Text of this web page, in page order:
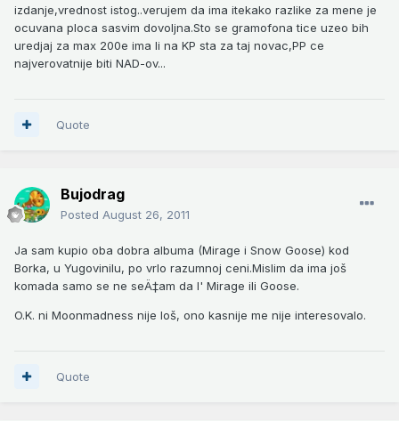
izdanje,vrednost istog..verujem da ima itekako razlike za mene je
ocuvana ploca sasvim dovoljna.Sto se gramofona tice uzeo bih
uredjaj za max 200e ima li na KP sta za taj novac,PP ce
najverovatnije biti NAD-ov...
Quote
Bujodrag
Posted August 26, 2011
Ja sam kupio oba dobra albuma (Mirage i Snow Goose) kod
Borka, u Yugovinilu, po vrlo razumnoj ceni.Mislim da ima još
komada samo se ne seÄ‡am da l' Mirage ili Goose.
O.K. ni Moonmadness nije loš, ono kasnije me nije interesovalo.
Quote